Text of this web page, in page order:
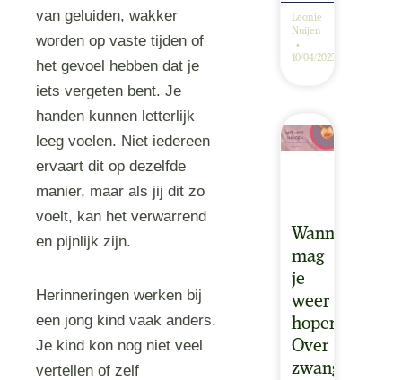
van geluiden, wakker
worden op vaste tijden of
het gevoel hebben dat je
iets vergeten bent. Je
handen kunnen letterlijk
leeg voelen. Niet iedereen
ervaart dit op dezelfde
manier, maar als jij dit zo
voelt, kan het verwarrend
en pijnlijk zijn.
Herinneringen werken bij
een jong kind vaak anders.
Je kind kon nog niet veel
vertellen of zelf
Leonie
Nuijen
10/04/2025
Wanneer
mag
je
weer
hopen?
Over
zwanger